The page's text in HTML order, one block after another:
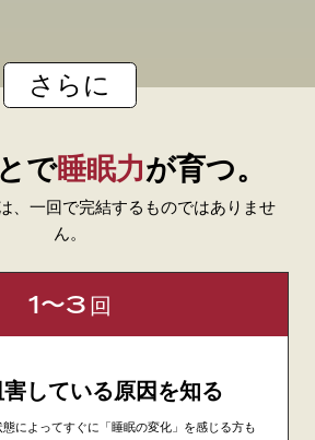
さらに
で睡眠力が育つ。
、一回で完結するものではありませ
ん。
1〜3 回
害している原因を知る
によってすぐに「睡眠の変化」を感じる方も